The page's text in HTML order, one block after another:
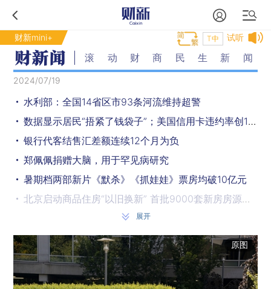
财新mini+ 试听
T中
滚动财商民生新闻
2024/07/19
水利部：全国14省区市93条河流维持超警
数据显示居民“捂紧了钱袋子”；美国信用卡违约率创13年来新高｜要闻数读
银行代客结售汇差额连续12个月为负
郑佩佩捐赠大脑，用于罕见病研究
暑期档两部新片《默杀》《抓娃娃》票房均破10亿元
北京启动商品住房“以旧换新” 首批9000套新房房源参与
航班停飞、银行系统异常 微软技术故障影响全球
陕西宝鸡暴雨洪灾致5人遇难 当地正展开抢险救灾
特朗普正式接受共和党总统候选人提名
菲律宾扣押至少79名中国公民，中使馆启动应急机制
展开
原图